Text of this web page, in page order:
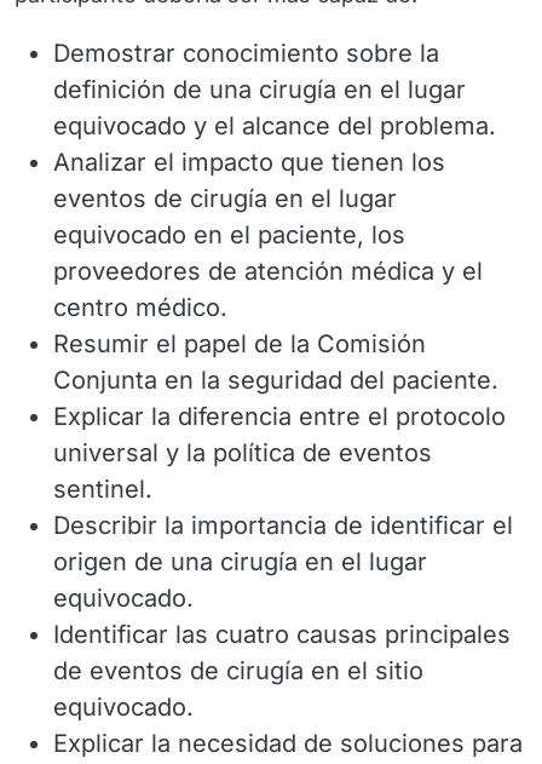
Demostrar conocimiento sobre la
definición de una cirugía en el lugar
equivocado y el alcance del problema.
Analizar el impacto que tienen los
eventos de cirugía en el lugar
equivocado en el paciente, los
proveedores de atención médica y el
centro médico.
Resumir el papel de la Comisión
Conjunta en la seguridad del paciente.
Explicar la diferencia entre el protocolo
universal y la política de eventos
sentinel.
Describir la importancia de identificar el
origen de una cirugía en el lugar
equivocado.
Identificar las cuatro causas principales
de eventos de cirugía en el sitio
equivocado.
Explicar la necesidad de soluciones para